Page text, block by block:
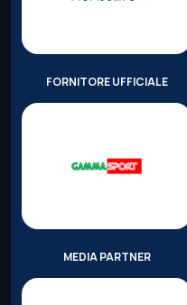
FORNITORE UFFICIALE
MEDIA PARTNER